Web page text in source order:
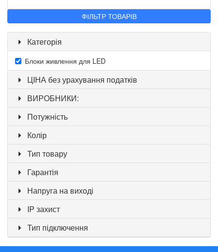
ФІЛЬТР ТОВАРІВ
Категорія
Блоки живлення для LED
ЦІНА без урахування податків
ВИРОБНИКИ:
Потужність
Колір
Тип товару
Гарантія
Напруга на виході
IP захист
Тип підключення